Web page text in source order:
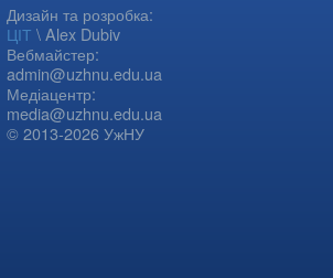
Дизайн та розробка:
ЦІТ \ Alex Dubiv
Вебмайстер:
admin@uzhnu.edu.ua
Медіацентр:
media@uzhnu.edu.ua
© 2013-2026 УжНУ